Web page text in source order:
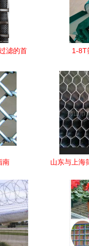
滤的首
1-8T
南
山东与上海